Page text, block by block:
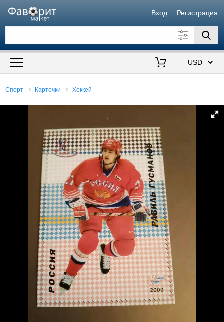
Вход Регистрация
Искать также в описании
Спорт Карточки Хоккей